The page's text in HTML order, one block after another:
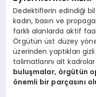
Dedektiflerin edindiği
kadın, basın ve
farklı alanlarda aktif
Örgütün üst düzey
üzerinden yaptıkları
talimatlarını alt
buluşmalar, örgütün
önemli bir parçasını